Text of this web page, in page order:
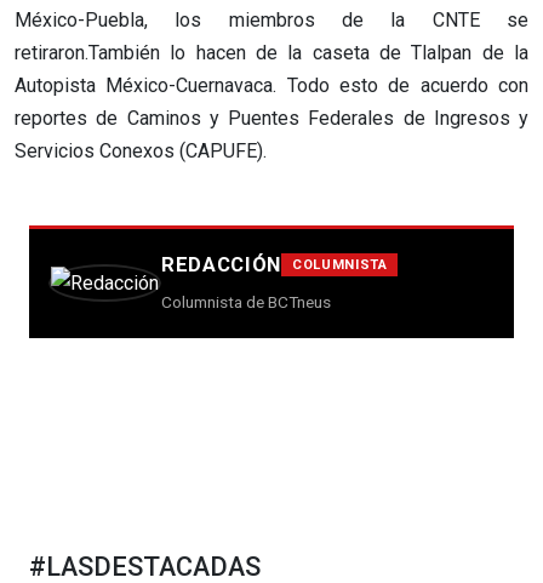
México-Puebla, los miembros de la CNTE se
retiraron.También lo hacen de la caseta de Tlalpan de la
Autopista México-Cuernavaca. Todo esto de acuerdo con
reportes de Caminos y Puentes Federales de Ingresos y
Servicios Conexos (CAPUFE).
REDACCIÓN COLUMNISTA
Columnista de BCTneus
#LASDESTACADAS